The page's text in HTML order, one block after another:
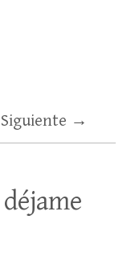
Siguiente →